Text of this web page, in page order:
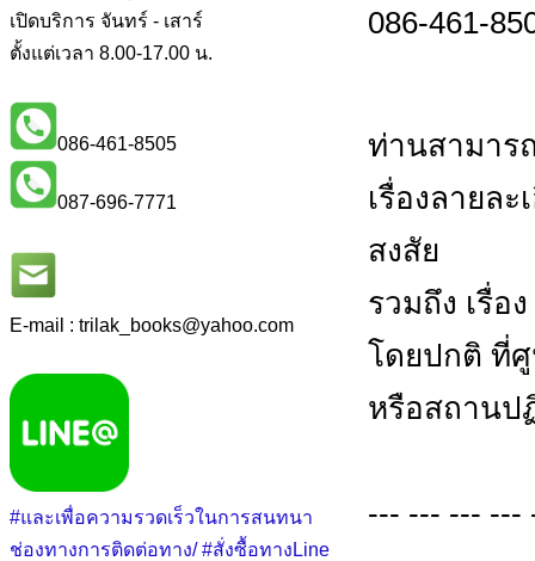
เปิดบริการ จันทร์ - เสาร์
ตั้งแต่เวลา 8.00-17.00 น.
086-461-8505
087-696-7771
E-mail : trilak_books@yahoo.com
#และเพื่อความรวดเร็วในการสนทนา
ช่องทางการติดต่อทาง/ #สั่งซื้อทางLine
086-461-
ท่านสามาร
เรื่องลายล
สงสัย
รวมถึง เรื่อ
โดยปกติ ที่
หรือสถานป
--- --- --- ---